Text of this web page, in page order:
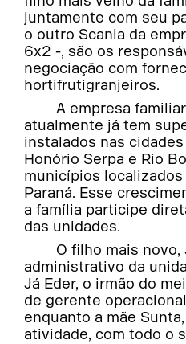
juntamente com seu
o outro Scania da
6x2 -, são os
negociação com
hortifrutigranjeiros.
A empresa
atualmente já tem
instalados nas
Honório Serpa e Rio
municípios
Paraná. Esse
a família participe
das unidades.
O filho mais
administrativo da
Já Eder, o irmão do
de gerente
enquanto a mãe
atividade, com todo o